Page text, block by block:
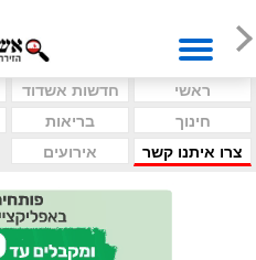
ראשי חדשות אשדוד
חינוך
בריאות
צרו איתנו קשר
אירועים